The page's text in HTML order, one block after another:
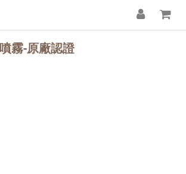
霧-原廠認證